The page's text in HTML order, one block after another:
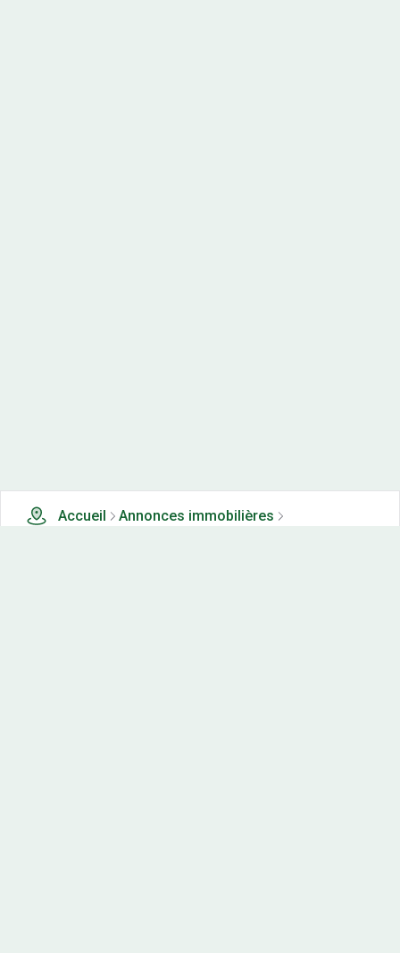
Accueil
Annonces immobilières